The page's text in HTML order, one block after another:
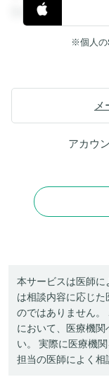
覧することができま
※個人の
メ
アカウ
本サービスは医師
は相談内容に応じ
のではありません
において、医療機関
い。 実際に医療機
担当の医師によく相